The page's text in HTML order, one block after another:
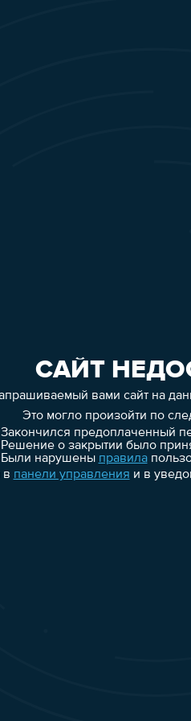
САЙТ
вами сайт на
Это могло произойти по
Закончился предоплаченный
Решение о закрытии было
Были нарушены правила
в панели управления и в